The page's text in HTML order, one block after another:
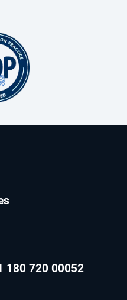
180 720 00052